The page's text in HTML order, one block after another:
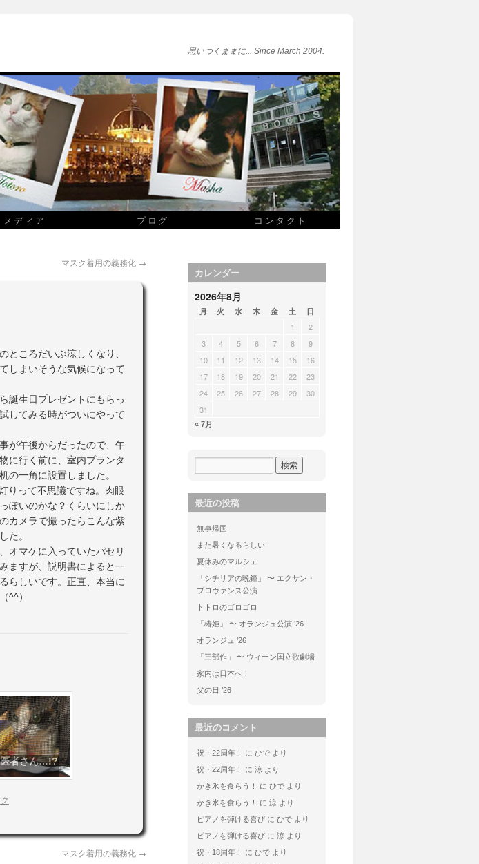
思いつくままに... Since March 2004.
メディア ブログ コンタクト
マスク着用の義務化 →
ところだいぶ涼しくなり、
しまいそうな気候になって
誕生日プレゼントにもらっ
してみる時がついにやって
が午後からだったので、午
に行く前に、室内プランタ
の一角に設置しました。
りって不思議ですね。肉眼
ぽいのかな？くらいにしか
カメラで撮ったらこんな紫
た。
オマケに入っていたパセリ
ますが、説明書によると一
らしいです。正直、本当に
^^）
者さん…!?
マスク着用の義務化 →
カレンダー
2026年8月
月 火 水 木 金 土 日
1
2
3
4 5 6 7 8
9
10
11 12 13 14 15
16
17
18 19 20 21 22
23
24
25 26 27 28 29
30
31
« 7月
最近の投稿
無事帰国
また暑くなるらしい
夏休みのマルシェ
「シチリアの晩鐘」 〜 エクサン・
プロヴァンス公演
トトロのゴロゴロ
「椿姫」 〜 オランジュ公演 ’26
オランジュ ’26
「三部作」 〜 ウィーン国立歌劇場
家内は日本へ！
父の日 ’26
最近のコメント
祝・22周年！ に ひで より
祝・22周年！
に 涼 より
かき氷を食らう！
に ひで より
かき氷を食らう！
に 涼 より
ピアノを弾ける喜び に ひで より
ピアノを弾ける喜び に 涼 より
祝・18周年！
に ひで より